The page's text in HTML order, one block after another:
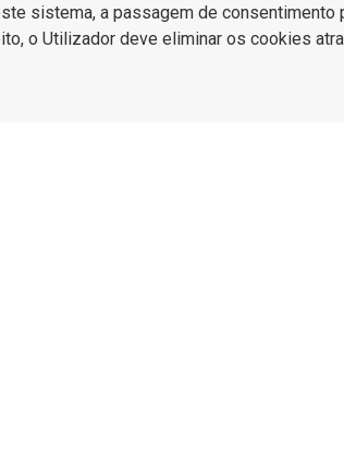
sistema, a passagem de
o Utilizador deve eliminar os cookies